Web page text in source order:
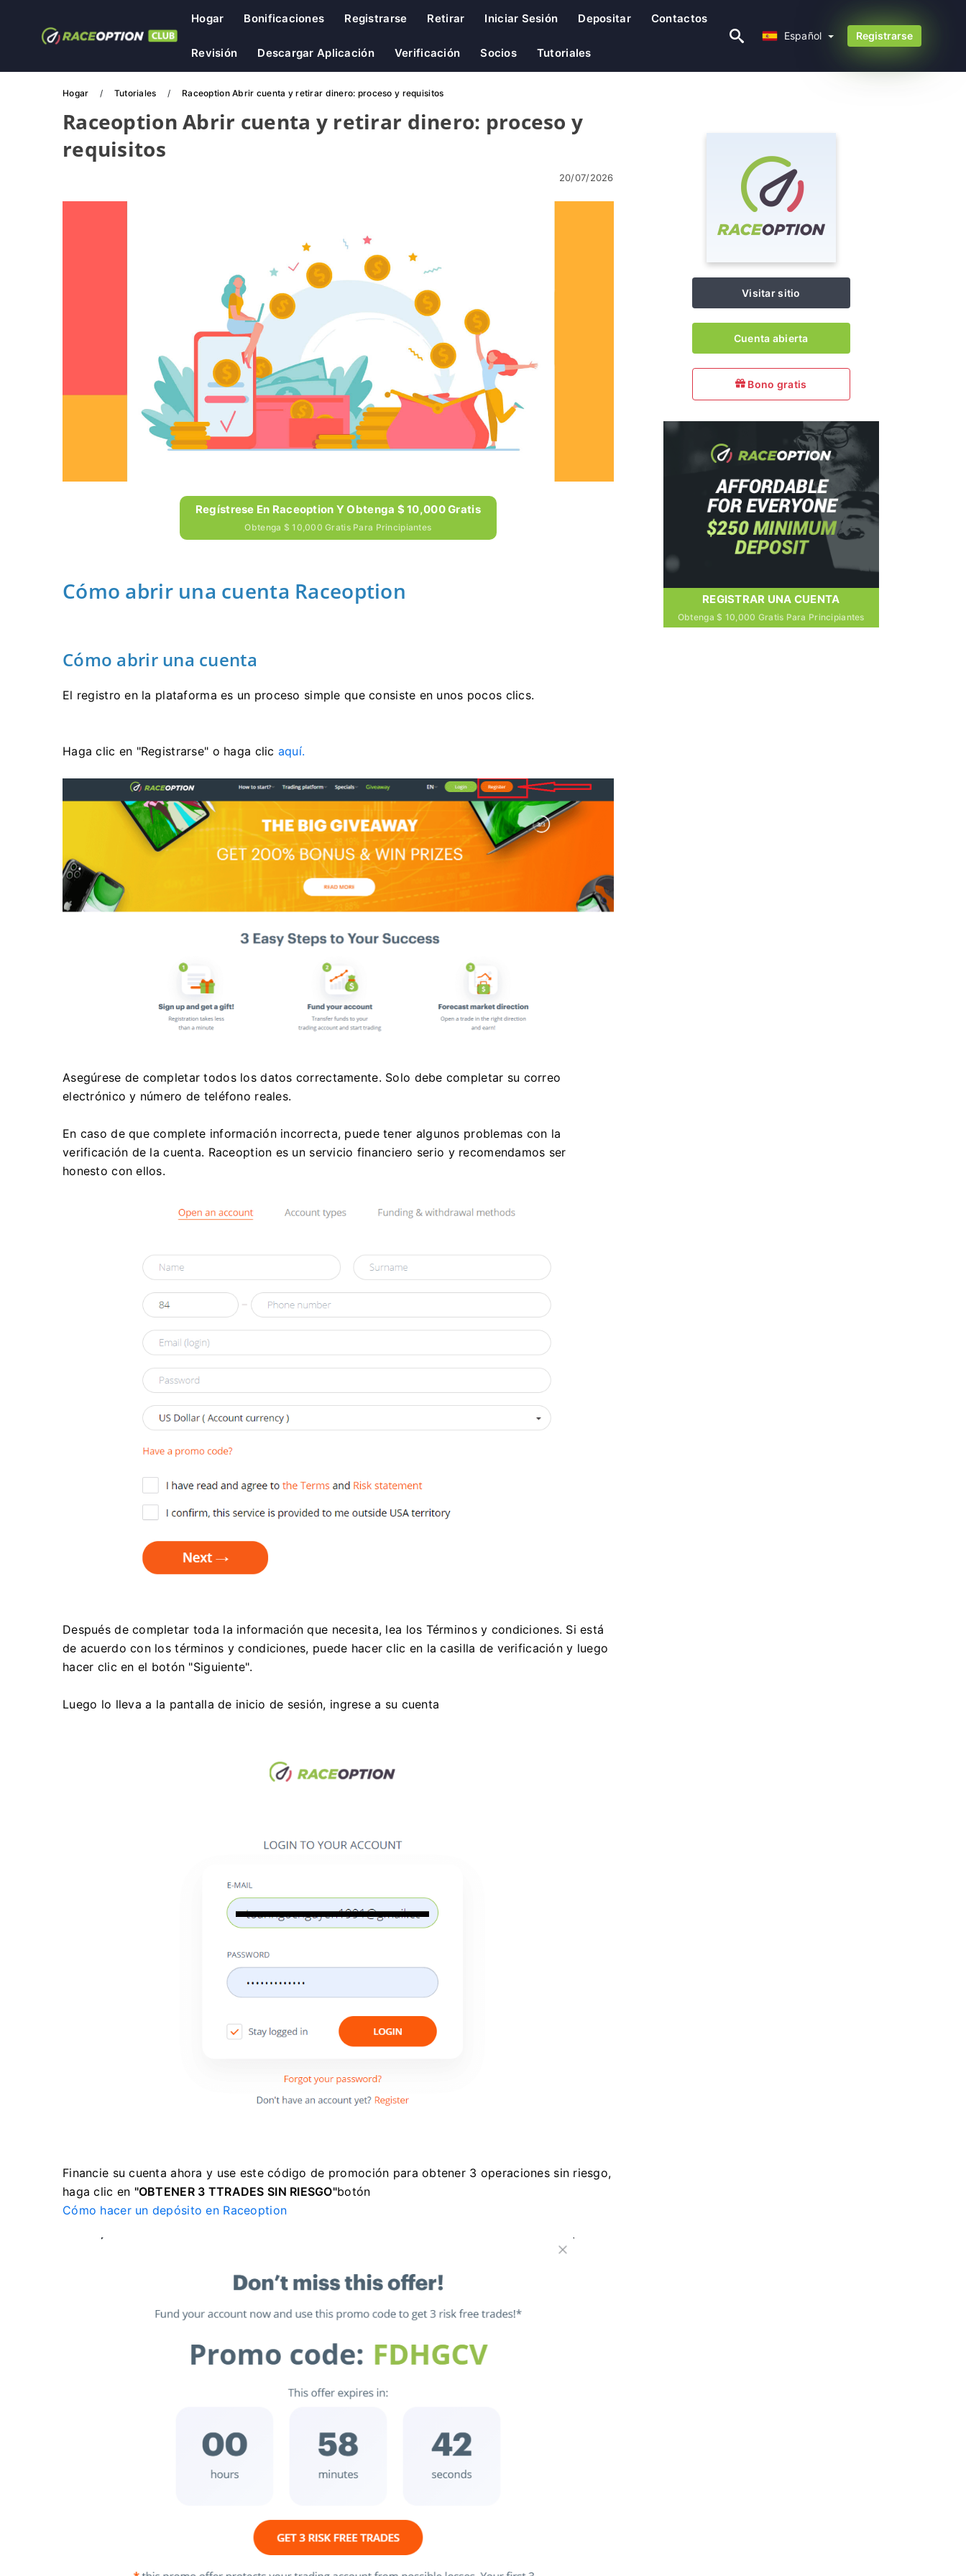
Hogar Bonificaciones Registrarse Retirar Iniciar Sesión Depositar Contactos
Revisión Descargar Aplicación Verificación Socios Tutoriales
Español Registrarse
Hogar Tutoriales Raceoption Abrir cuenta y retirar dinero: proceso y requisitos
Raceoption Abrir cuenta y retirar dinero: proceso y
requisitos
20/07/2026
Regístrese En Raceoption Y Obtenga $ 10,000 Gratis
Obtenga $ 10,000 Gratis Para Principiantes
Cómo abrir una cuenta Raceoption
Cómo abrir una cuenta
El registro en la plataforma es un proceso simple que consiste en unos pocos clics.
Haga clic en "Registrarse" o haga clic aquí.
Asegúrese de completar todos los datos correctamente. Solo debe completar su correo
electrónico y número de teléfono reales.
En caso de que complete información incorrecta, puede tener algunos problemas con la
verificación de la cuenta. Raceoption es un servicio financiero serio y recomendamos ser
honesto con ellos.
Después de completar toda la información que necesita, lea los Términos y condiciones. Si está
de acuerdo con los términos y condiciones, puede hacer clic en la casilla de verificación y luego
hacer clic en el botón "Siguiente".
Luego lo lleva a la pantalla de inicio de sesión, ingrese a su cuenta
Financie su cuenta ahora y use este código de promoción para obtener 3 operaciones sin riesgo,
haga clic en "OBTENER 3 TTRADES SIN RIESGO"botón
Cómo hacer un depósito en Raceoption
Visitar sitio
Cuenta abierta
Bono gratis
REGISTRAR UNA CUENTA
Obtenga $ 10,000 Gratis Para Principiantes